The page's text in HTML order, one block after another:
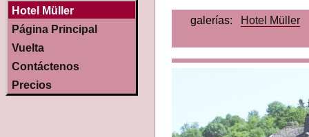
Hotel Müller
Página Principal
Vuelta
Contáctenos
Precios
galerías: Hotel Müller